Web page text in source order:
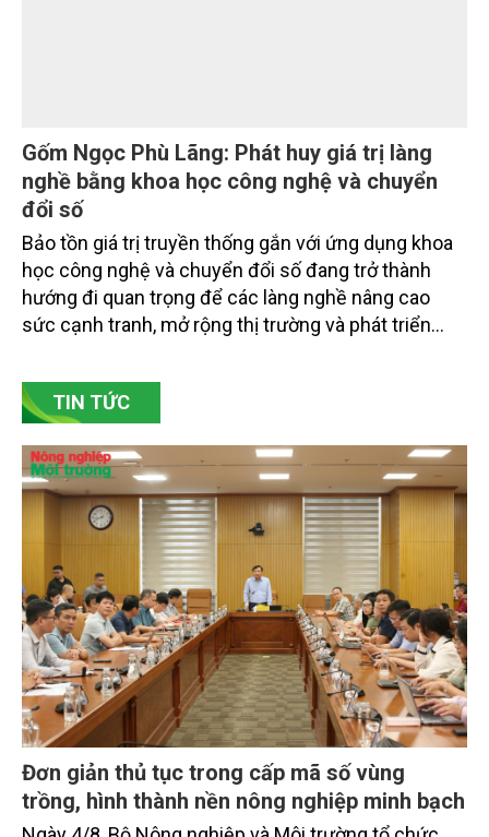
Gốm Ngọc Phù Lãng: Phát huy giá trị làng
nghề bằng khoa học công nghệ và chuyển
đổi số
Bảo tồn giá trị truyền thống gắn với ứng dụng khoa
học công nghệ và chuyển đổi số đang trở thành
hướng đi quan trọng để các làng nghề nâng cao
bền vững. Tại làng gốm Phù Lãng, xã Phù Lãng, tỉnh
Bắc Ninh, nhiều nghệ nhân và cơ sở sản xuất đã
chủ động đổi mới tư duy, đầu tư công nghệ, xây
dựng thương hiệu trên nền tảng giá trị truyền thống.
TIN TỨC
Đơn giản thủ tục trong cấp mã số vùng